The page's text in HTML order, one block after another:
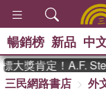
暢銷榜 新品 中
獎肯定！A.F.
三民網路書店
外